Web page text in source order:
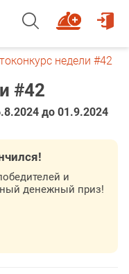
недели #42
#42
до 01.9.2024
и
денежный приз!